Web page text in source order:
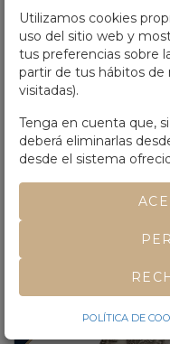
Lote 458
FERNANDO VII.8
Pátina y restos de brillo.
Precio salida
100 €
VENDIDO POR600 €
VENDIDO
Utilizamos cookies
uso del sitio web y
tus preferencias sobre
partir de tus hábitos de
visitadas).
Tenga en cuenta que,
deberá eliminarlas
desde el sistema
POLÍTICA DE